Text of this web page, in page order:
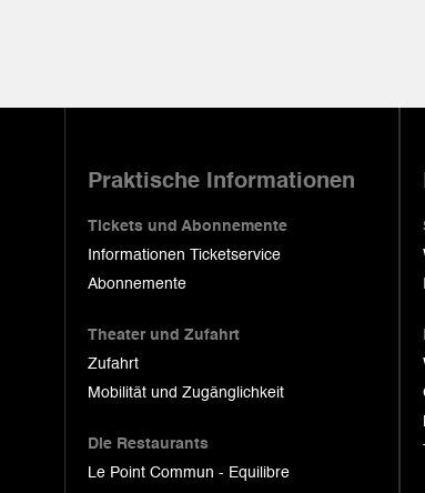
Praktische Informationen
Tickets und Abonnemente
Informationen Ticketservice
Abonnemente
Theater und Zufahrt
Zufahrt
Mobilität und Zugänglichkeit
Die Restaurants
Le Point Commun - Equilibre